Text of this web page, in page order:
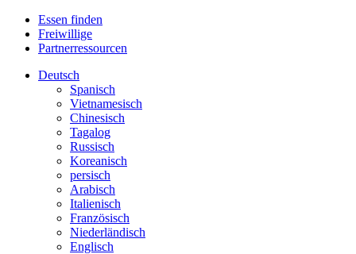
Essen finden
Freiwillige
Partnerressourcen
Deutsch
Spanisch
Vietnamesisch
Chinesisch
Tagalog
Russisch
Koreanisch
persisch
Arabisch
Italienisch
Französisch
Niederländisch
Englisch